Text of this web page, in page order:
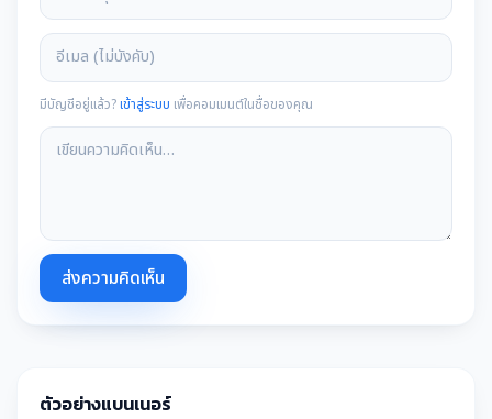
มีบัญชีอยู่แล้ว?เข้าสู่ระบบ เพื่อคอมเมนต์ในชื่อของคุณ
ส่งความคิดเห็น
ตัวอย่างแบนเนอร์